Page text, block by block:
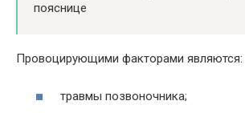
пояснице
Провоцирующими факторами являются:
травмы позвоночника;